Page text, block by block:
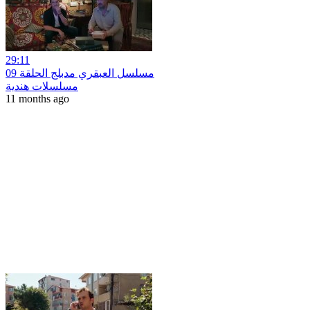
29:11
مسلسل العبقري مدبلج الحلقة 09
مسلسلات هندية
11 months ago